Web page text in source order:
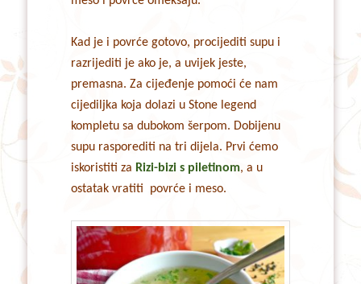
Kad je i povrće gotovo, procijediti supu i
razrijediti je ako je, a uvijek jeste,
premasna. Za cijeđenje pomoći će nam
cijediljka koja dolazi u Stone legend
kompletu sa dubokom šerpom. Dobijenu
supu rasporediti na tri dijela. Prvi ćemo
iskoristiti za Rizi-bizi s piletinom, a u
ostatak vratiti povrće i meso.